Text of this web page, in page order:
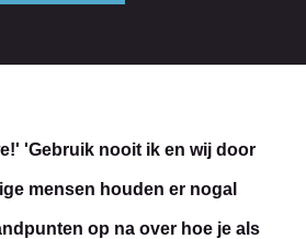
'Gebruik nooit ik en wij door
mensen houden er nogal
op na over hoe je als